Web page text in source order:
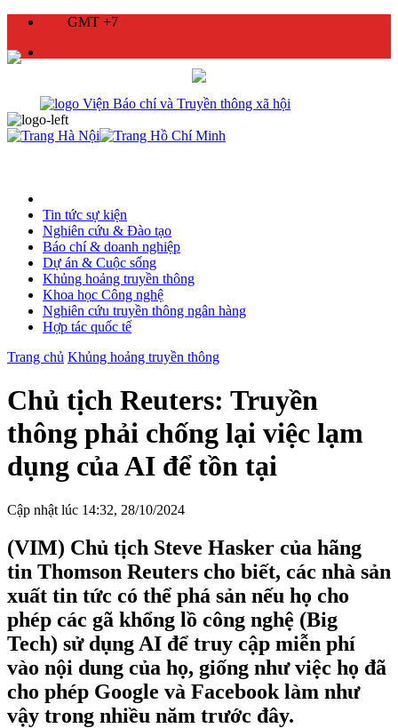
GMT +7
Tin tức sự kiện
Nghiên cứu & Đào tạo
Báo chí & doanh nghiệp
Dự án & Cuộc sống
Khủng hoảng truyền thông
Khoa học Công nghệ
Nghiên cứu truyền thông ngân hàng
Hợp tác quốc tế
Trang chủ Khủng hoảng truyền thông
Chủ tịch Reuters: Truyền
thông phải chống lại việc lạm
dụng của AI để tồn tại
Cập nhật lúc 14:32, 28/10/2024
(VIM) Chủ tịch Steve Hasker của hãng
tin Thomson Reuters cho biết, các nhà sản
xuất tin tức có thể phá sản nếu họ cho
phép các gã khổng lồ công nghệ (Big
Tech) sử dụng AI để truy cập miễn phí
vào nội dung của họ, giống như việc họ đã
cho phép Google và Facebook làm như
vậy trong nhiều năm trước đây.